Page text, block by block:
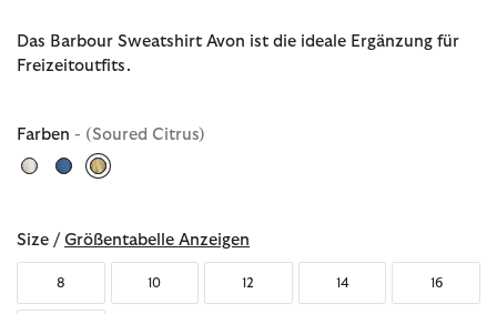
Das Barbour Sweatshirt Avon ist die ideale Ergänzung für
Freizeitoutfits.
Farben - (Soured Citrus)
Size / Größentabelle Anzeigen
8 10 12 14 16